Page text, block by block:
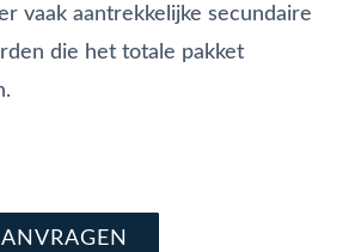
vaak aantrekkelijke secundaire
die het totale pakket